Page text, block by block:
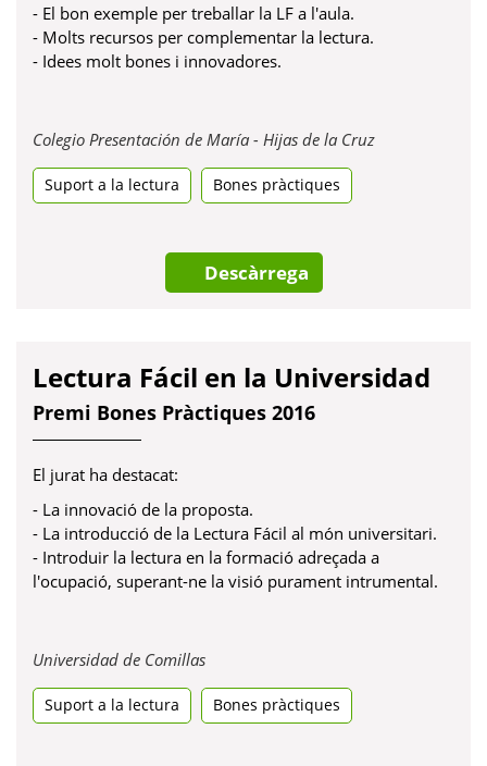
- El bon exemple per treballar la LF a l'aula.
- Molts recursos per complementar la lectura.
- Idees molt bones i innovadores.
Colegio Presentación de María - Hijas de la CruzObre
Suport a la lectura Bones pràctiques
Descàrrega
Lectura Fácil en la Universidad
Premi Bones Pràctiques 2016
El jurat ha destacat:
- La innovació de la proposta.
- La introducció de la Lectura Fácil al món universitari.
- Introduir la lectura en la formació adreçada a
l'ocupació, superant-ne la visió purament intrumental.
Universidad de ComillasObre
una
pestanya
Suport a la lectura Bones pràctiques